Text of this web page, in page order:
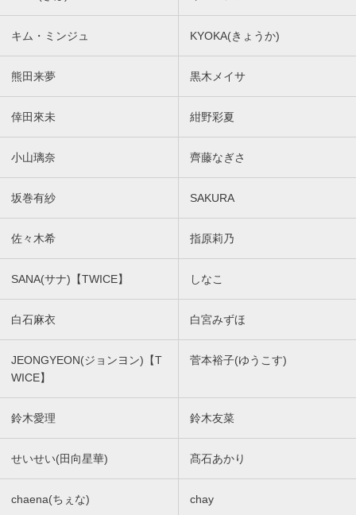
キム・ミンジュ KYOKA(きょうか)
熊田来夢 黒木メイサ
倖田來未 紺野彩夏
小山璃奈 齊藤なぎさ
坂巻有紗 SAKURA
佐々木希 指原莉乃
SANA(サナ)【TWICE】 しなこ
白石麻衣 白宮みずほ
JEONGYEON(ジョンヨン)【T
WICE】
菅本裕子(ゆうこす)
鈴木愛理 鈴木友菜
せいせい(田向星華) 髙石あかり
chaena(ちぇな) chay